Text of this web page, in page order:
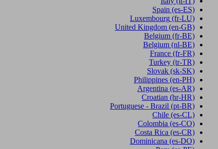
Spain (es-ES)
Luxembourg (fr-LU)
United Kingdom (en-GB)
Belgium (fr-BE)
Belgium (nl-BE)
France (fr-FR)
Turkey (tr-TR)
Slovak (sk-SK)
Philippines (en-PH)
Argentina (es-AR)
Croatian (hr-HR)
Portuguese - Brazil (pt-BR)
Chile (es-CL)
Colombia (es-CO)
Costa Rica (es-CR)
Dominicana (es-DO)